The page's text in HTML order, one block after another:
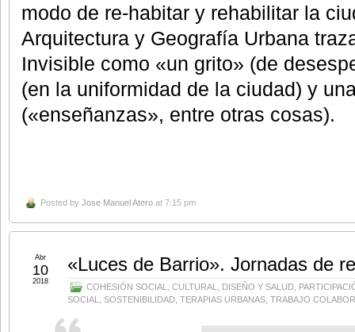
modo de re-habitar y rehabilitar la
Arquitectura y Geografía Urbana
Invisible como «un grito» (de
(en la uniformidad de la ciudad) y
(«enseñanzas», entre otras cosas).
Posted by Jose Manuel Atero at 7:15 pm
«Luces de Barrio». Jornadas de
COHESIÓN SOCIAL, CULTURAL, DISEÑO Y SALUD,
SOCIAL, SOSTENIBILIDAD, TERAPIAS URBANAS, TRABAJO
Abr
10
2018